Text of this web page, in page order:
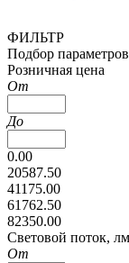
ФИЛЬТР
Подбор параметров
Розничная цена
От
До
0.00
20587.50
41175.00
61762.50
82350.00
Cветовой поток, лм
От